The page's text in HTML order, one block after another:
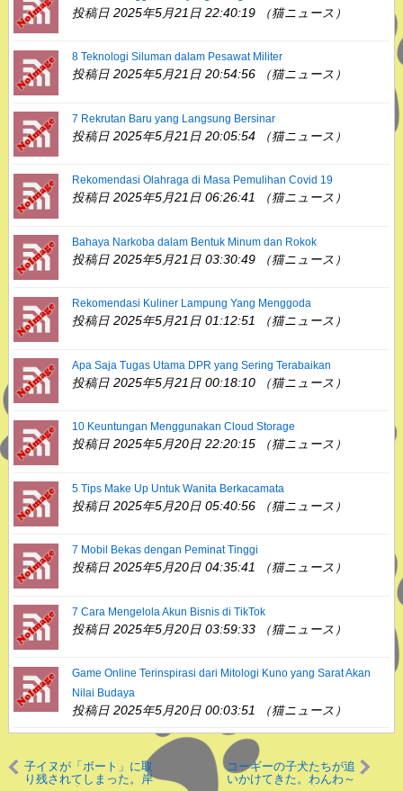
投稿日 2025年5月21日 22:40:19 （猫ニュース）
8 Teknologi Siluman dalam Pesawat Militer
投稿日 2025年5月21日 20:54:56 （猫ニュース）
7 Rekrutan Baru yang Langsung Bersinar
投稿日 2025年5月21日 20:05:54 （猫ニュース）
Rekomendasi Olahraga di Masa Pemulihan Covid 19
投稿日 2025年5月21日 06:26:41 （猫ニュース）
Bahaya Narkoba dalam Bentuk Minum dan Rokok
投稿日 2025年5月21日 03:30:49 （猫ニュース）
Rekomendasi Kuliner Lampung Yang Menggoda
投稿日 2025年5月21日 01:12:51 （猫ニュース）
Apa Saja Tugas Utama DPR yang Sering Terabaikan
投稿日 2025年5月21日 00:18:10 （猫ニュース）
10 Keuntungan Menggunakan Cloud Storage
投稿日 2025年5月20日 22:20:15 （猫ニュース）
5 Tips Make Up Untuk Wanita Berkacamata
投稿日 2025年5月20日 05:40:56 （猫ニュース）
7 Mobil Bekas dengan Peminat Tinggi
投稿日 2025年5月20日 04:35:41 （猫ニュース）
7 Cara Mengelola Akun Bisnis di TikTok
投稿日 2025年5月20日 03:59:33 （猫ニュース）
Game Online Terinspirasi dari Mitologi Kuno yang Sarat Akan
Nilai Budaya
投稿日 2025年5月20日 00:03:51 （猫ニュース）
子イヌが「ボート」に取
り残されてしまった。岸
コーギーの子犬たちが追
いかけてきた。わんわ～